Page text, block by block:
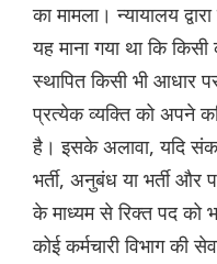
का मामला। न्यायालय
यह माना गया था कि किसी
स्थापित किसी भी आधार
प्रत्येक व्यक्ति को अपने
है। इसके अलावा, यदि
भर्ती, अनुबंध या भर्ती और
के माध्यम से रिक्त पद को
कोई कर्मचारी विभाग की